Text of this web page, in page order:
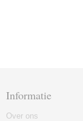
Informatie
Over ons